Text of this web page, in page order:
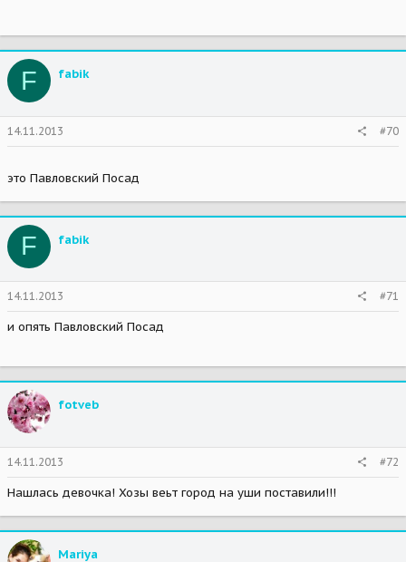
F fabik
14.11.2013 #70
это Павловский Посад
F fabik
14.11.2013 #71
и опять Павловский Посад
fotveb
14.11.2013 #72
Нашлась девочка! Хозы веьт город на уши поставили!!!
Mariya